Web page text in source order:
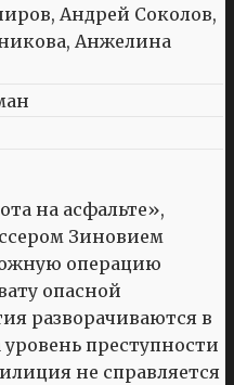
Андрей Соколов,
Анжелина
на асфальте»,
Зиновием
операцию
опасной
разворачиваются в
преступности
не справляется